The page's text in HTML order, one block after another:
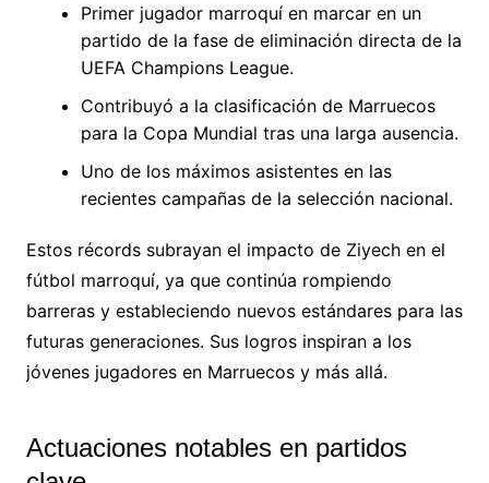
Primer jugador marroquí en marcar en un
partido de la fase de eliminación directa de la
UEFA Champions League.
Contribuyó a la clasificación de Marruecos
para la Copa Mundial tras una larga ausencia.
Uno de los máximos asistentes en las
recientes campañas de la selección nacional.
Estos récords subrayan el impacto de Ziyech en el
fútbol marroquí, ya que continúa rompiendo
barreras y estableciendo nuevos estándares para las
futuras generaciones. Sus logros inspiran a los
jóvenes jugadores en Marruecos y más allá.
Actuaciones notables en partidos